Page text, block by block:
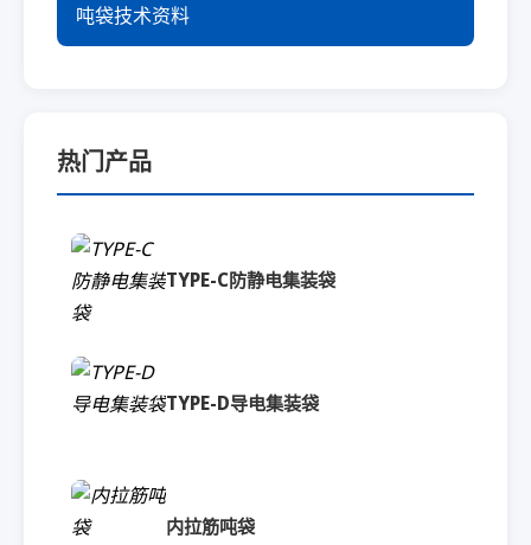
吨袋技术资料
热门产品
TYPE-C防静电集装袋
TYPE-D导电集装袋
内拉筋吨袋